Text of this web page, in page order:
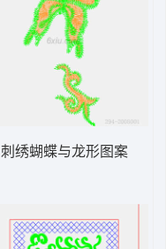
刺绣蝴蝶与龙形图案